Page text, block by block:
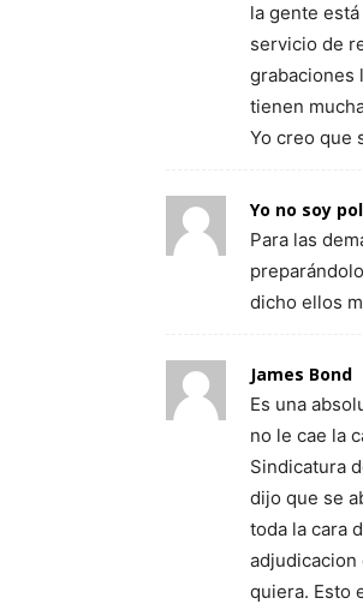
la gente
servicio de
grabaciones
tienen
Yo creo que
Yo no soy
Para las
dicho ellos
James Bond
Es una
no le cae la
Sindicatura
dijo que se
toda la cara
adjudicacion
quiera. Esto